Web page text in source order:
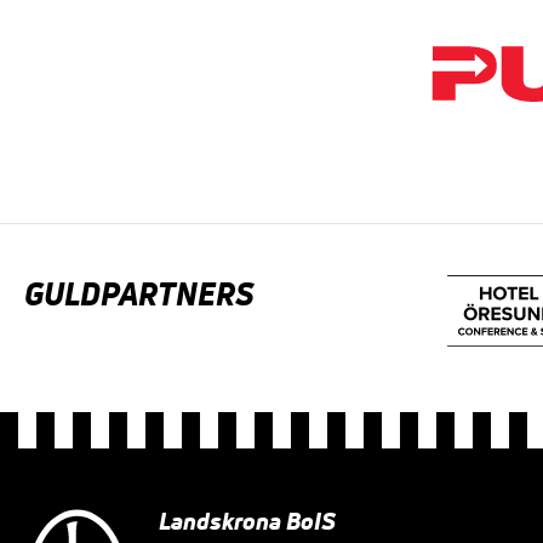
GULDPARTNERS
Landskrona BoIS